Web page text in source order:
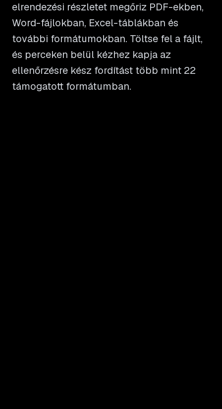
elrendezési részletet megőriz PDF-ekben,
Word-fájlokban, Excel-táblákban és
további formátumokban. Töltse fel a fájlt,
és perceken belül kézhez kapja az
ellenőrzésre kész fordítást több mint 22
támogatott formátumban.